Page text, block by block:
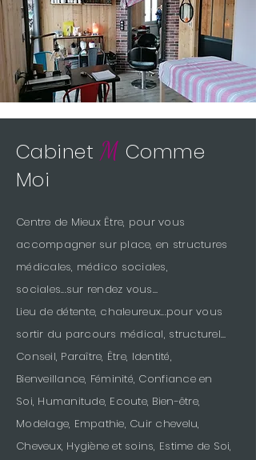
Cabinet M Comme
Moi
Centre de Mieux Être, pour vous
accompagner sur place, en structures
médicales, médico sociales,
sociales...sur rendez vous…
Lieu de détente, chaleureux...pour vous
sortir du parcours médical, structurel…
Conseil, Paraître, Être, Identité,
Bienveillance, Féminité, Confiance en
Soi, Humanitude, Ecoute, Bien-être,
Modelage, Empathie, Cuir chevelu,
Cheveux, Hygiène et soins, Estime de Soi,